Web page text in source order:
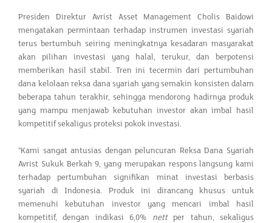
Presiden Direktur Avrist Asset Management Cholis Baidowi
mengatakan permintaan terhadap instrumen investasi syariah
terus bertumbuh seiring meningkatnya kesadaran masyarakat
akan pilihan investasi yang halal, terukur, dan berpotensi
memberikan hasil stabil. Tren ini tecermin dari pertumbuhan
dana kelolaan reksa dana syariah yang semakin konsisten dalam
beberapa tahun terakhir, sehingga mendorong hadirnya produk
yang mampu menjawab kebutuhan investor akan imbal hasil
kompetitif sekaligus proteksi pokok investasi.
"Kami sangat antusias dengan peluncuran Reksa Dana Syariah
Avrist Sukuk Berkah 9, yang merupakan respons langsung kami
terhadap pertumbuhan signifikan minat investasi berbasis
syariah di Indonesia. Produk ini dirancang khusus untuk
memenuhi kebutuhan investor yang mencari imbal hasil
kompetitif, dengan indikasi 6,0% nettper tahun, sekaligus